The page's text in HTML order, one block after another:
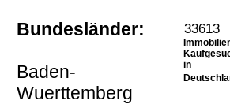
Bundesländer:
Baden-
Wuerttemberg
33613
in